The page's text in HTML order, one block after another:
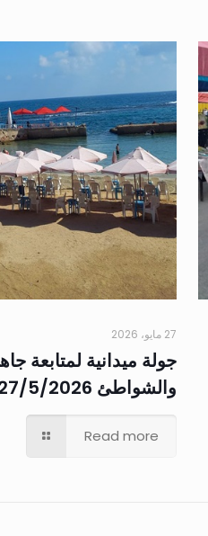
27 مايو، 2026
جولة ميدانية لمتابعة
والشواطئ 27/5/2026
Read more